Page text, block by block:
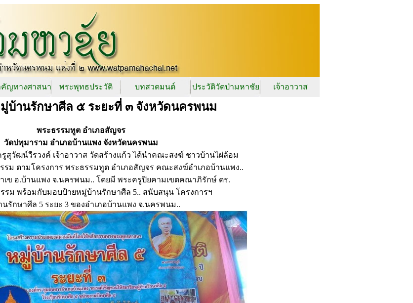
คัญทางศาสนา พระพุทธประวัติ บทสวดมนต์ ประวัติวัดป่ามหาชัย เจ้าอาวาส
บ้านรักษาศีล ๕ ระยะที่ ๓ จังหวัดนครพนม
พระธรรมทูต อำเภอสัญจร
วัดปทุมาราม อำเภอบ้านแพง จังหวัดนครพนม
รูสุวัฒน์วีรวงค์ เจ้าอาวาส วัดสร้างแก้ว ได้นำคณะสงฆ์ ชาวบ้านไผ่ล้อม
รม ตามโครงการ พระธรรมทูต อำเภอสัญจร คณะสงฆ์อำเภอบ้านแพง..
ข อ.บ้านแพง จ.นครพนม.. โดยมี พระครูปิยคามเขตคณาภิรักษ์ ดร.
รม พร้อมกับมอบป้ายหมู่บ้านรักษาศีล 5.. สนับสนุน โครงการฯ
รักษาศีล 5 ระยะ 3 ของอำเภอบ้านแพง จ.นครพนม..